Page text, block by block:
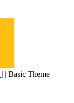
| | Basic Theme